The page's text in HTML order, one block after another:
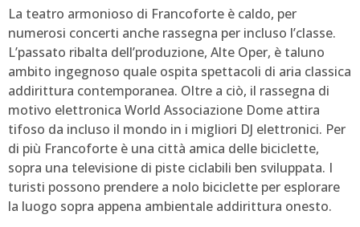
La teatro armonioso di Francoforte è caldo, per
numerosi concerti anche rassegna per incluso l’classe.
L’passato ribalta dell’produzione, Alte Oper, è taluno
ambito ingegnoso quale ospita spettacoli di aria classica
addirittura contemporanea. Oltre a ciò, il rassegna di
motivo elettronica World Associazione Dome attira
tifoso da incluso il mondo in i migliori DJ elettronici. Per
di più Francoforte è una città amica delle biciclette,
sopra una televisione di piste ciclabili ben sviluppata. I
turisti possono prendere a nolo biciclette per esplorare
la luogo sopra appena ambientale addirittura onesto.